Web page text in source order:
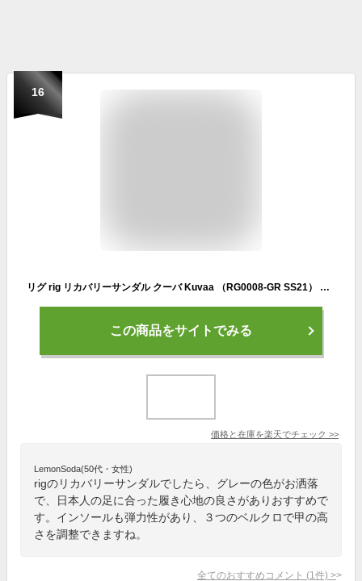
16
リグ rig リカバリーサンダル クーバ Kuvaa （RG0008-GR SS21） メンズ・レディース 疲労回復 スポーツサンダル GRAY グレー系
この商品をサイトでみる
価格と在庫を楽天でチェック >>
LemonSoda(50代・女性)
rigのリカバリーサンダルでしたら、グレーの色がお洒落
で、日本人の足に合った履き心地の良さがありおすすめで
す。インソールも弾力性があり、３つのベルクロで甲の高
さを調整できますね。
全てのおすすめコメント (1 件) >